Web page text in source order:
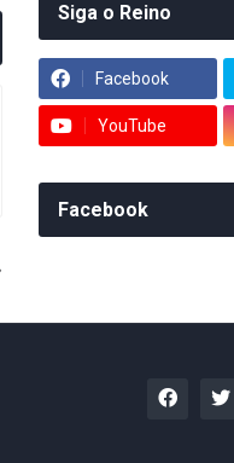
Siga o Reino
Facebook
YouTube
Facebook